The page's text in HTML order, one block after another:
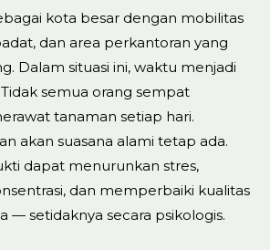
kota besar dengan mobilitas
dan area perkantoran yang
Dalam situasi ini, waktu menjadi
semua orang sempat
tanaman setiap hari.
akan suasana alami tetap ada.
dapat menurunkan stres,
dan memperbaiki kualitas
— setidaknya secara psikologis.